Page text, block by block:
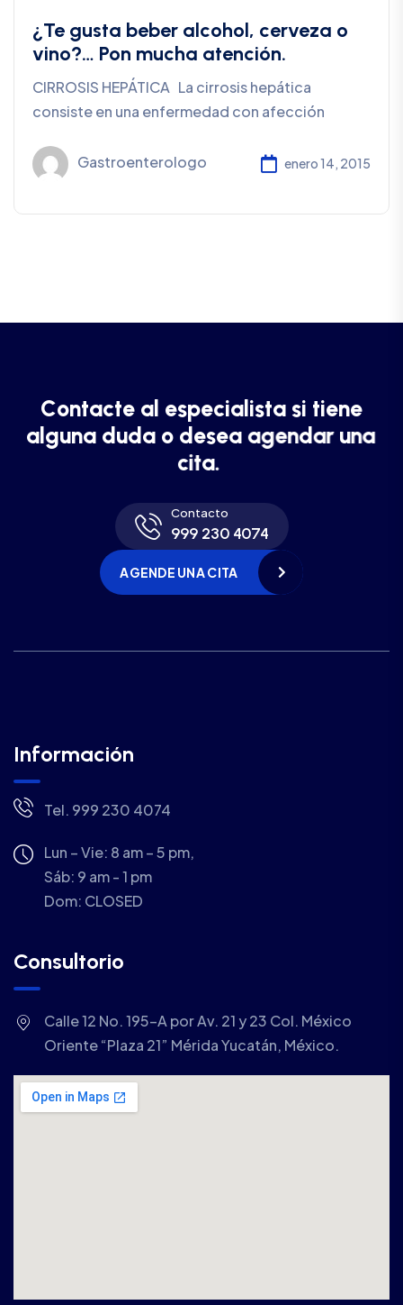
¿Te gusta beber alcohol, cerveza o
vino?… Pon mucha atención.
CIRROSIS HEPÁTICA La cirrosis hepática
consiste en una enfermedad con afección
Gastroenterologo enero 14, 2015
Contacte al especialista si tiene
alguna duda o desea agendar una
cita.
Contacto
999 230 4074
AGENDE UNA CITA
Información
Tel. 999 230 4074
Lun – Vie: 8 am – 5 pm,
Sáb: 9 am - 1 pm
Dom: CLOSED
Consultorio
Calle 12 No. 195-A por Av. 21 y 23 Col. México
Oriente “Plaza 21” Mérida Yucatán, México.